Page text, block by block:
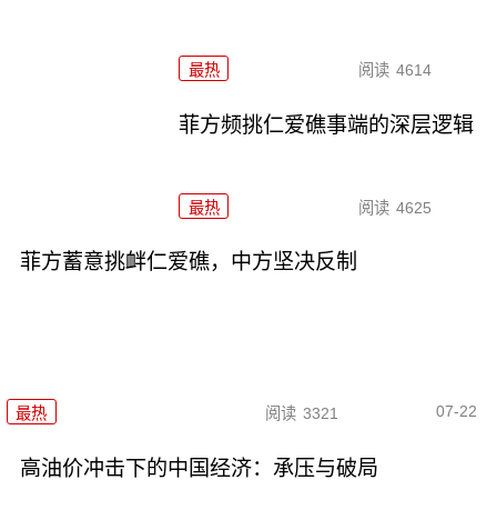
最热 阅读 4614
菲方频挑仁爱礁事端的深层逻辑
最热 阅读 4625
菲方蓄意挑衅仁爱礁，中方坚决反制
最热 阅读 3321 07-22
高油价冲击下的中国经济：承压与破局